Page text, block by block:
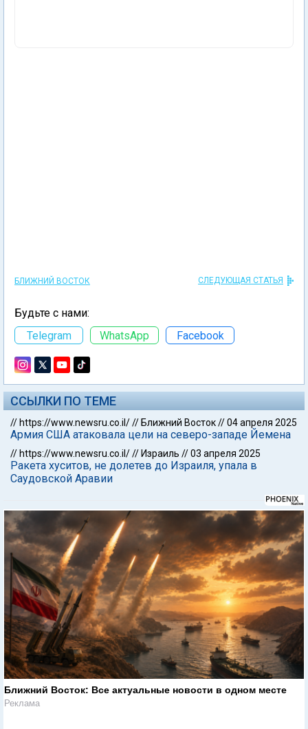
БЛИЖНИЙ ВОСТОК СЛЕДУЮЩАЯ СТАТЬЯ
Будьте с нами:
Telegram
WhatsApp Facebook
ССЫЛКИ ПО ТЕМЕ
// https://www.newsru.co.il/// Ближний Восток//04 апреля 2025
Армия США атаковала цели на северо-западе Йемена
// https://www.newsru.co.il/// Израиль //03 апреля 2025
Ракета хуситов, не долетев до Израиля, упала в
Саудовской Аравии
Ближний Восток: Все актуальные новости в одном месте
Реклама